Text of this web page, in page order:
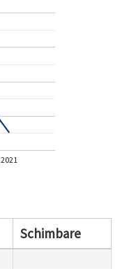
2021
Schimbare